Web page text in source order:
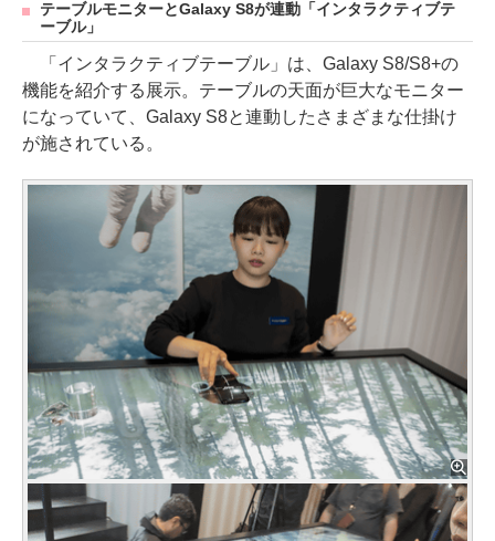
テーブルモニターとGalaxy S8が連動「インタラクティブテ
ーブル」
「インタラクティブテーブル」は、Galaxy S8/S8+の
機能を紹介する展示。テーブルの天面が巨大なモニター
になっていて、Galaxy S8と連動したさまざまな仕掛け
が施されている。